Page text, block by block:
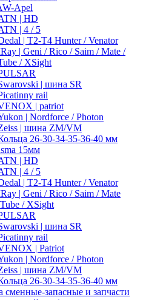
Apel
| HD
| 4 / 5
| T2-T4 Hunter / Venator
| Geni / Rico / Saim / Mate /
/ XSight
| шина SR
rail
| patriot
| Nordforce / Photon
| шина ZM/VM
26-30-34-35-36-40 мм
15мм
| HD
| 4 / 5
| T2-T4 Hunter / Venator
| Geni / Rico / Saim / Mate
/ XSight
| шина SR
rail
| Patriot
| Nordforce / Photon
| шина ZM/VM
26-30-34-35-36-40 мм
сменные-запасные и запчасти